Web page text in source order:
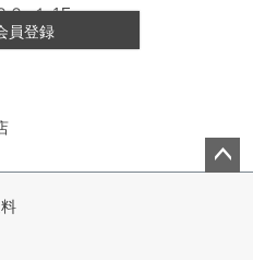
２−１ 1F
めクローズ）
員登録